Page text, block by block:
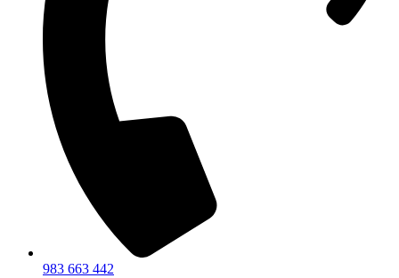
983 663 442